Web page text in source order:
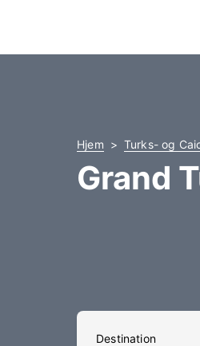
Hjem Turks- og
Grand
Destination